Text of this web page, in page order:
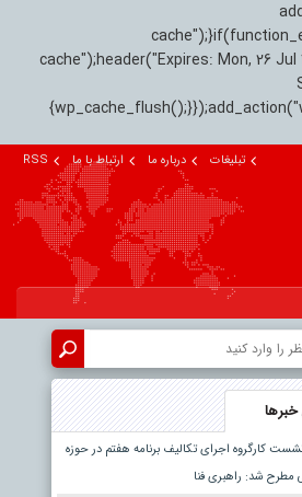
cache");header("Expires: Mon, 26
تبلیغات درباره ما ارتباط با ما RSS
کارگروه اجرای تکالیف برنامه هفتم در حوزه
شد: راهبری فنا